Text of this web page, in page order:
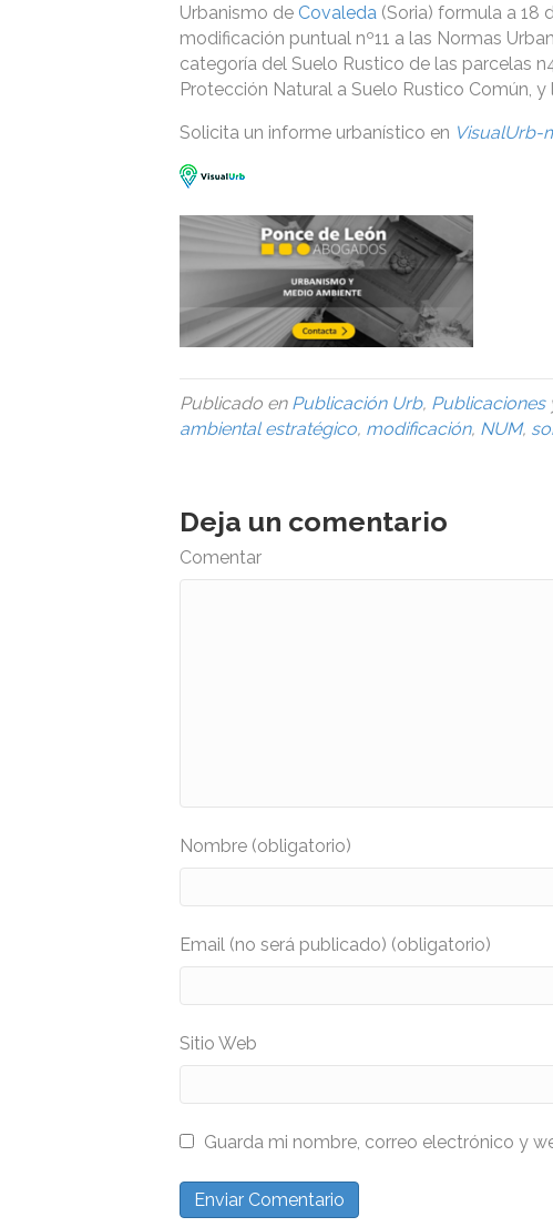
Urbanismo de Covaleda (Soria) formula a 18
modificación puntual nº11 a las Normas
categoría del Suelo Rustico de las parcelas
Protección Natural a Suelo Rustico Común,
Solicita un informe urbanístico en VisualUrb-
Publicado en Publicación Urb, Publicaciones
ambiental estratégico, modificación, NUM,
Deja un comentario
Comentar
Nombre (obligatorio)
Email (no será publicado) (obligatorio)
Sitio Web
Guarda mi nombre, correo electrónico y